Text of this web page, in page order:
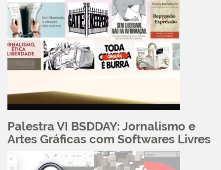
Palestra VI BSDDAY: Jornalismo e
Artes Gráficas com Softwares Livres